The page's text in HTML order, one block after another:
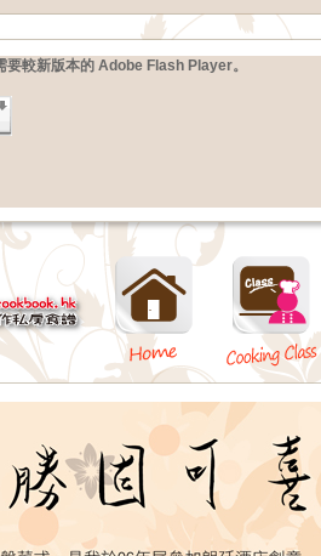
要較新版本的 Adobe Flash Player。